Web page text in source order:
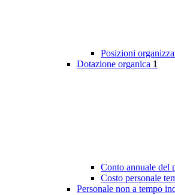
Posizioni
Dotazione organica 1
Conto annuale del
Costo personale
Personale non a tempo